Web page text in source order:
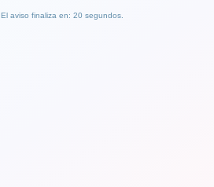
El aviso finaliza en: 19 segundos.